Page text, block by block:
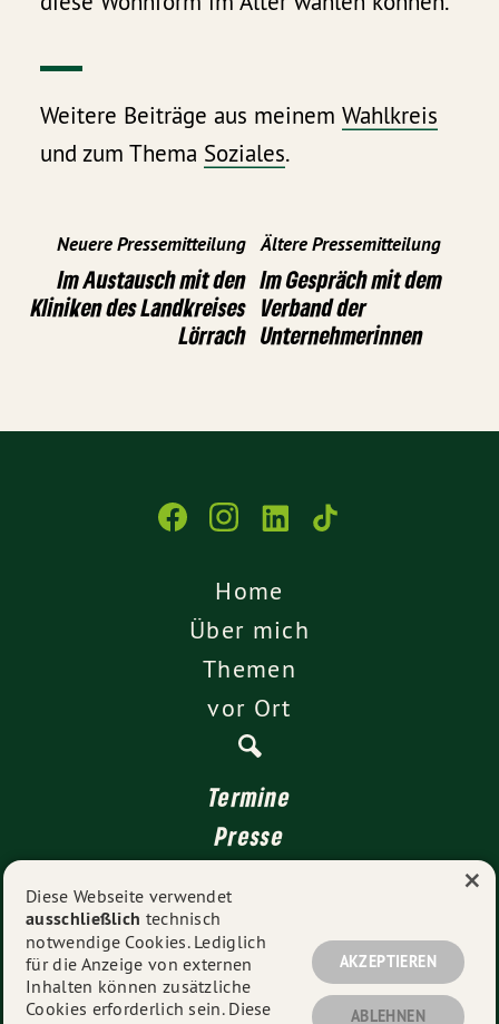
Weitere Beiträge aus meinemWahlkreis
und zum Thema Soziales.
Neuere Pressemitteilung
Im Austausch mit den
Kliniken des Landkreises
Lörrach
Ältere Pressemitteilung
Im Gespräch mit dem
Verband der
Unternehmerinnen
Home
Über mich
Themen
vor Ort
Termine
Presse
Impressum
Datenschutz
Diese Webseite verwendet
ausschließlich technisch
notwendige Cookies. Lediglich
für die Anzeige von externen
Inhalten können zusätzliche
Cookies erforderlich sein. Diese
AKZEPTIEREN
ABLEHNEN
×